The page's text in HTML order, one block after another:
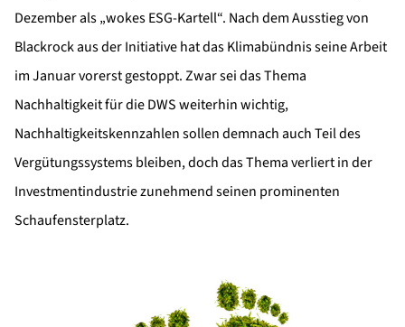
Dezember als „wokes ESG-Kartell“. Nach dem Ausstieg von
Blackrock aus der Initiative hat das Klimabündnis seine Arbeit
im Januar vorerst gestoppt. Zwar sei das Thema
Nachhaltigkeit für die DWS weiterhin wichtig,
Nachhaltigkeitskennzahlen sollen demnach auch Teil des
Vergütungssystems bleiben, doch das Thema verliert in der
Investmentindustrie zunehmend seinen prominenten
Schaufensterplatz.